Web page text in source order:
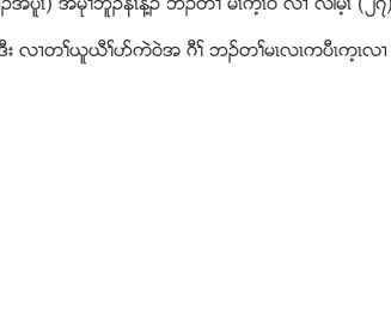
း လ႕တႈဎူဎီႈပဏကဲ၀ဲအ ဂီႈ ဘဥတႈမၚလၚကပီၚက့ၚ